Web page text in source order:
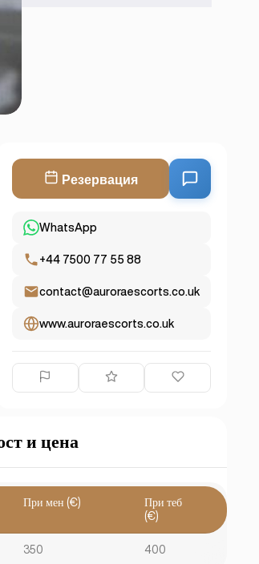
Резервация
WhatsApp
+44 7500 77 55 88
contact@auroraescorts.co.uk
www.auroraescorts.co.uk
и цена
При мен (€)
При теб
(€)
350 400